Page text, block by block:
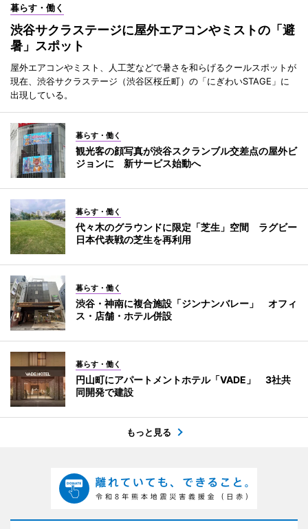
暮らす・働く
渋谷サクラステージに屋外エアコンやミストの「避
暑」スポット
屋外エアコンやミスト、人工芝などで暑さを和らげるクールスポットが
現在、渋谷サクラステージ（渋谷区桜丘町）の「にぎわいSTAGE」に
出現している。
暮らす・働く
観光客の顔写真が渋谷スクランブル交差点の屋外ビ
ジョンに 新サービス始動へ
暮らす・働く
代々木のグラウンドに限定「芝生」空間 ラグビー
日本代表戦の芝生を再利用
暮らす・働く
渋谷・神南に複合施設「ジンナンバレー」 オフィ
ス・店舗・ホテル併設
暮らす・働く
円山町にアパートメントホテル「VADE」 3社共
同開発で建設
もっと見る